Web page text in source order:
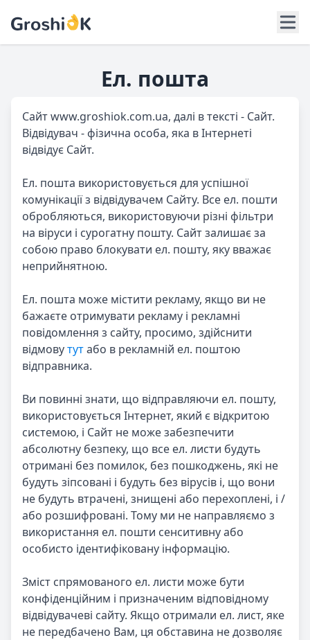
Ел. пошта
Сайт www.groshiok.com.ua, далі в тексті - Сайт.
Відвідувач - фізична особа, яка в Інтернеті
відвідує Сайт.
Ел. пошта використовується для успішної
комунікації з відвідувачем Сайту. Все ел. пошти
обробляються, використовуючи різні фільтри
на віруси і сурогатну пошту. Сайт залишає за
собою право блокувати ел. пошту, яку вважає
неприйнятною.
Ел. пошта може містити рекламу, якщо ви не
бажаєте отримувати рекламу і рекламні
повідомлення з сайту, просимо, здійснити
відмовутутабо в рекламній ел. поштою
відправника.
Ви повинні знати, що відправляючи ел. пошту,
використовується Інтернет, який є відкритою
системою, і Сайт не може забезпечити
абсолютну безпеку, що все ел. листи будуть
отримані без помилок, без пошкоджень, які не
будуть зіпсовані і будуть без вірусів і, що вони
не будуть втрачені, знищені або перехоплені, і /
або розшифровані. Тому ми не направляємо з
використання ел. пошти сенситивну або
особисто ідентифіковану інформацію.
Зміст спрямованого ел. листи може бути
конфіденційним і призначеним відповідному
відвідувачеві сайту. Якщо отримали ел. лист, яке
не передбачено Вам, ця обставина не дозволяє